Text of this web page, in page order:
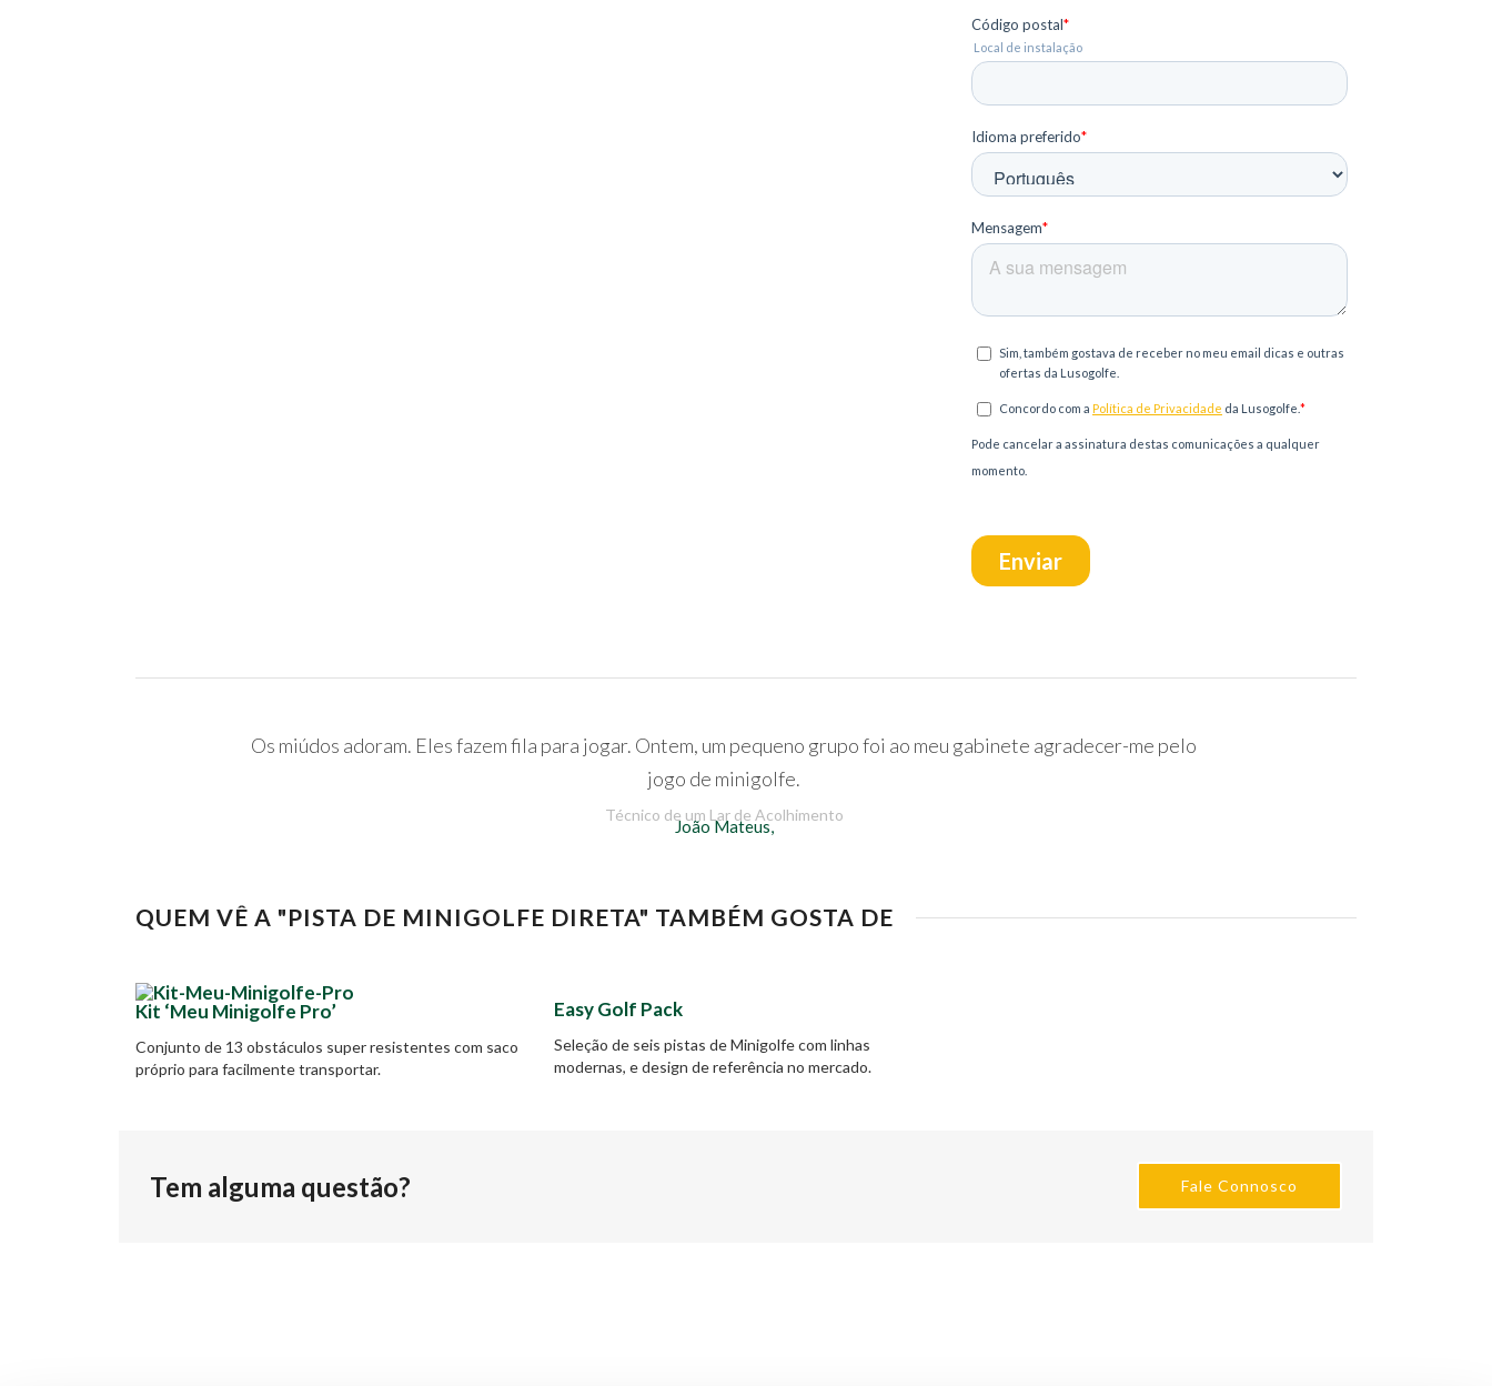
Os miúdos adoram. Eles fazem fila para jogar. Ontem, um pequeno grupo foi ao meu gabinete agradecer-me pelo
jogo de minigolfe.
João Mateus,
Técnico de um Lar de Acolhimento
QUEM VÊ A "PISTA DE MINIGOLFE DIRETA" TAMBÉM GOSTA DE
Kit ‘Meu Minigolfe Pro’
Conjunto de 13 obstáculos super resistentes com saco
próprio para facilmente transportar.
Easy Golf Pack
Seleção de seis pistas de Minigolfe com linhas
modernas, e design de referência no mercado.
Tem alguma questão? Fale Connosco